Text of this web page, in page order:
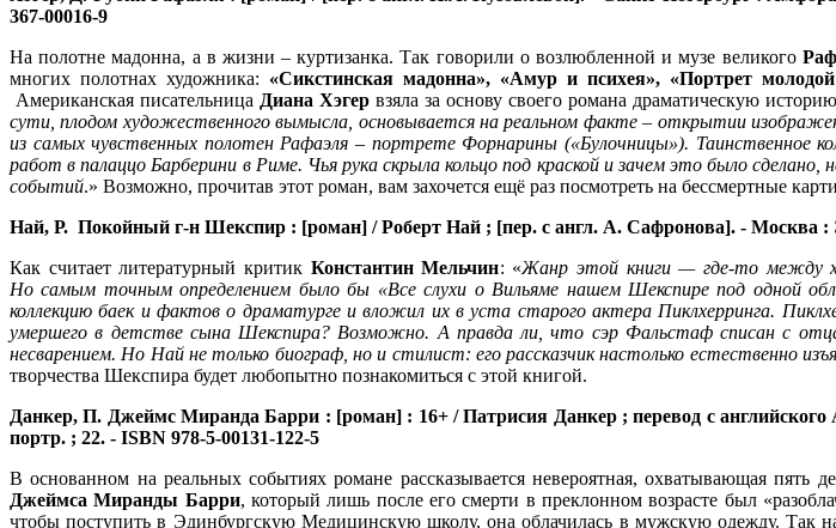
367-00016-9
На полотне мадонна, а в жизни – куртизанка. Так говорили о возлюбленной и музе великого
многих полотнах художника: «Сикстинская мадонна», «Амур и психея», «Портрет
Американская писательница Диана Хэгер взяла за основу своего романа драматическую
сути, плодом художественного вымысла, основывается на реальном факте – открытии
из самых чувственных полотен Рафаэля – портрете Форнарины («Булочницы»). Таинственное
работ в палаццо Барберини в Риме. Чья рука скрыла кольцо под краской и зачем это было
событий.» Возможно, прочитав этот роман, вам захочется ещё раз посмотреть на бессмертные
Най, Р. Покойный г-н Шекспир : [роман] / Роберт Най ; [пер. с англ. А. Сафронова]. - Москва :
Как считает литературный критик Константин Мельчин: «Жанр этой книги — где-то между
Но самым точным определением было бы «Все слухи о Вильяме нашем Шекспире под одной
коллекцию баек и фактов о драматурге и вложил их в уста старого актера Пиклхерринга.
умершего в детстве сына Шекспира? Возможно. А правда ли, что сэр Фальстаф списан с
несварением. Но Най не только биограф, но и стилист: его рассказчик настолько естественно
творчества Шекспира будет любопытно познакомиться с этой книгой.
Данкер, П. Джеймс Миранда Барри : [роман] : 16+ / Патрисия Данкер ; перевод с
портр. ; 22. - ISBN 978-5-00131-122-5
В основанном на реальных событиях романе рассказывается невероятная, охватывающая пять
Джеймса Миранды Барри, который лишь после его смерти в преклонном возрасте был
чтобы поступить в Эдинбургскую Медицинскую школу, она облачилась в мужскую одежду. Так